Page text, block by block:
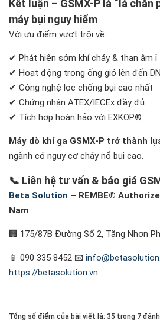
Kết luận – GSMX-P là “lá chắn
máy bụi nguy hiểm
Với ưu điểm vượt trội về:
✔ Phát hiện sớm khí cháy & than âm ỉ
✔ Hoạt động trong ống gió lên đến
✔ Công nghệ lọc chống bụi cao nhất
✔ Chứng nhận ATEX/IECEx đầy đủ
✔ Tích hợp hoàn hảo với EXKOP®
Máy dò khí ga GSMX-P trở thành
ngành có nguy cơ cháy nổ bụi cao.
📞 Liên hệ tư vấn & báo giá
Beta Solution – REMBE®
Nam
🏢 175/87B Đường Số 2, Tăng Nhơn
📱 090 335 8452 📧
https://betasolution.vn
Tổng số điểm của bài viết là: 35 trong 7